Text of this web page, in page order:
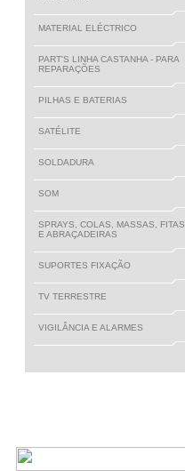
MATERIAL ELÉCTRICO
PART'S LINHA CASTANHA - PARA
REPARAÇÕES
PILHAS E BATERIAS
SATÉLITE
SOLDADURA
SOM
SPRAYS, COLAS, MASSAS, FITAS
E ABRAÇADEIRAS
SUPORTES FIXAÇÃO
TV TERRESTRE
VIGILÂNCIA E ALARMES